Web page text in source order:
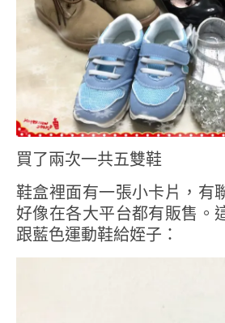
買了兩次一共五雙鞋
鞋盒裡面有一張小卡片，有
好像在各大平台都有販售。
跟藍色運動鞋給姪子：